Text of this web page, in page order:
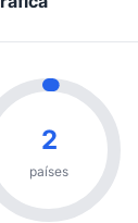
2
países